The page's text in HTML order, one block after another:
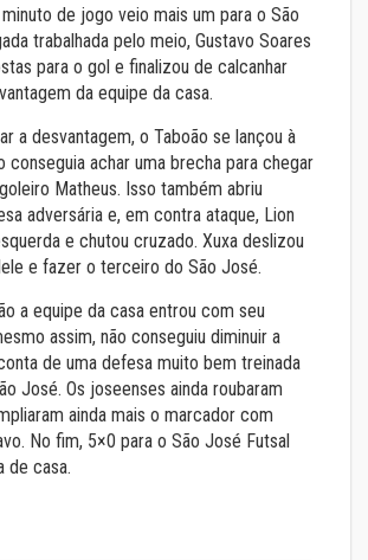
de jogo veio mais um para o São
trabalhada pelo meio, Gustavo Soares
para o gol e finalizou de calcanhar
da equipe da casa.
a desvantagem, o Taboão se lançou à
conseguia achar uma brecha para chegar
Matheus. Isso também abriu
adversária e, em contra ataque, Lion
e chutou cruzado. Xuxa deslizou
e fazer o terceiro do São José.
a equipe da casa entrou com seu
assim, não conseguiu diminuir a
de uma defesa muito bem treinada
José. Os joseenses ainda roubaram
ainda mais o marcador com
No fim, 5×0 para o São José Futsal
de casa.